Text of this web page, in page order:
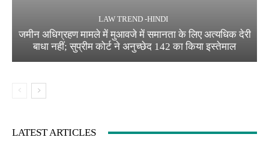
LAW TREND -HINDI
जमीन अधिग्रहण मामले में मुआवजे में समानता के लिए अत्यधिक देरी
बाधा नहीं; सुप्रीम कोर्ट ने अनुच्छेद 142 का किया इस्तेमाल
LATEST ARTICLES